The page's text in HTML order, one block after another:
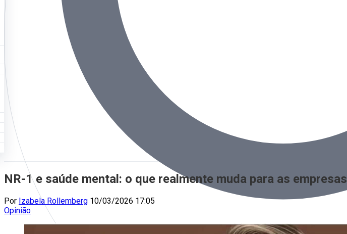
NR-1 e saúde mental: o que realmente muda para as empresas
Por Izabela Rollemberg 10/03/2026 17:05
Opinião